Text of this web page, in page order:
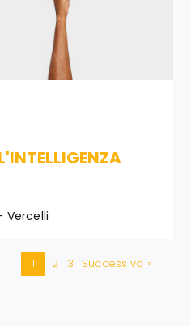
Vercelli
1 2 3 Successivo »